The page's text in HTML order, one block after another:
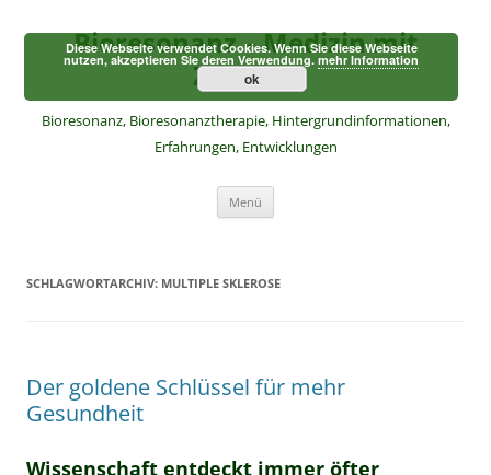
springenBioresonanz – Medizin mit
Zukunft
Bioresonanz, Bioresonanztherapie, Hintergrundinformationen,
Erfahrungen, Entwicklungen
Menü
SCHLAGWORTARCHIV: MULTIPLE SKLEROSE
Der goldene Schlüssel für mehr
Gesundheit
Wissenschaft entdeckt immer öfter
Diese Webseite verwendet Cookies. Wenn Sie diese Webseite
nutzen, akzeptieren Sie deren Verwendung.mehr Information
ok